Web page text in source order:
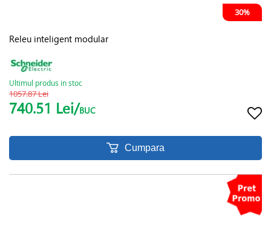
30%
Releu inteligent modular
Ultimul produs in stoc
1057.87 Lei
740.51 Lei/BUC
Cumpara